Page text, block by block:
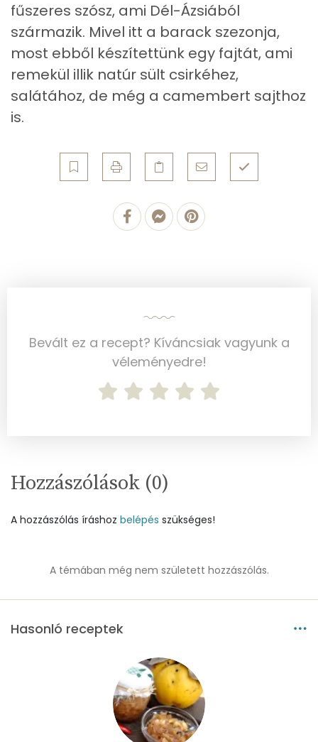
Telített zsírsav
1 g
Egyszeresen telítetlen zsírsav:
2 g
Többszörösen telítetlen zsírsav
2 g
Ásványi anyagok
Magnézium
Mangán
Összesen
44.6 g
Cukor
40 mg
Élelmi rost
fűszeres szósz, ami Dél-Ázsiából
származik. Mivel itt a barack szezonja,
most ebből készítettünk egy fajtát, ami
remekül illik natúr sült csirkéhez,
salátához, de még a camembert sajthoz
is.
Bevált ez a recept? Kíváncsiak vagyunk a
véleményedre!
Hozzászólások (0)
A hozzászólás íráshoz belépés szükséges!
A témában még nem született hozzászólás.
Hasonló receptek